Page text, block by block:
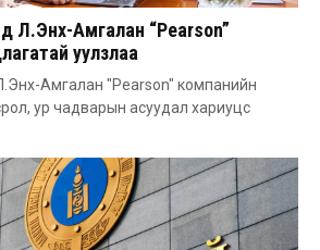
Л.Энх-Амгалан “Pearson”
уулзлаа
Амгалан "Pearson" компанийн
ур чадварын асуудал хариуцс